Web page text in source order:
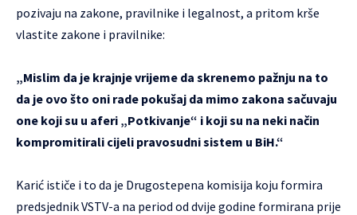
pozivaju na zakone, pravilnike i legalnost, a pritom krše
vlastite zakone i pravilnike:
„Mislim da je krajnje vrijeme da skrenemo pažnju na to
da je ovo što oni rade pokušaj da mimo zakona sačuvaju
one koji su u aferi „Potkivanje“ i koji su na neki način
kompromitirali cijeli pravosudni sistem u BiH.“
Karić ističe i to da je Drugostepena komisija koju formira
predsjednik VSTV-a na period od dvije godine formirana prije